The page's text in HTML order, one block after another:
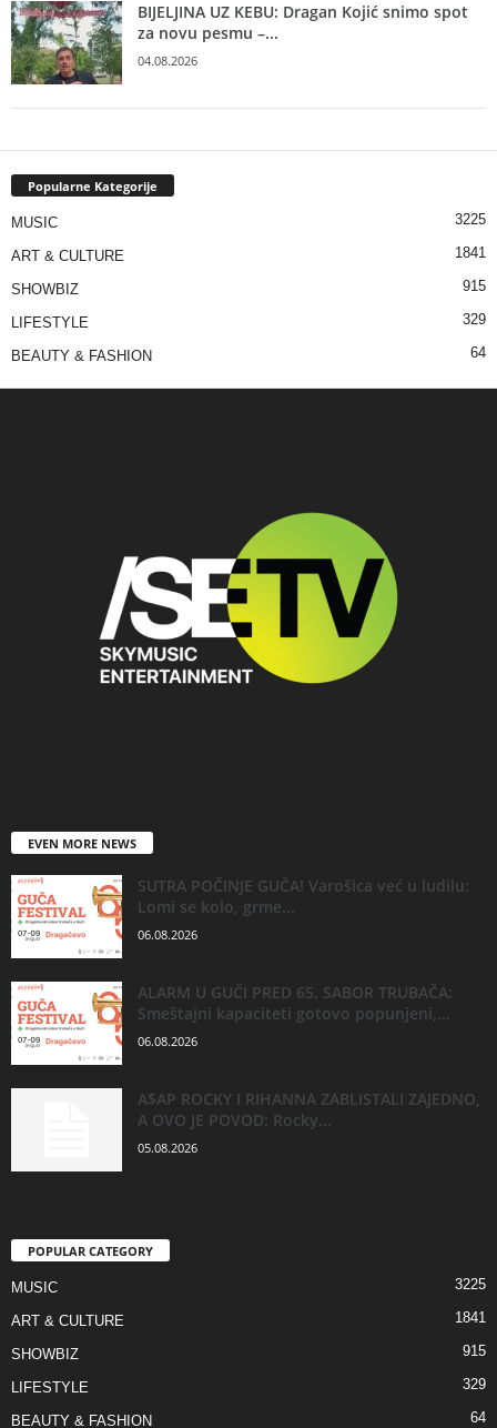
BIJELJINA UZ KEBU: Dragan Kojić snimo spot
za novu pesmu –...
04.08.2026
Popularne Kategorije
MUSIC 3225
ART & CULTURE 1841
SHOWBIZ 915
LIFESTYLE 329
BEAUTY & FASHION 64
EVEN MORE NEWS
SUTRA POČINJE GUČA! Varošica već u ludilu:
Lomi se kolo, grme...
06.08.2026
ALARM U GUČI PRED 65. SABOR TRUBAČA:
Smeštajni kapaciteti gotovo popunjeni,...
06.08.2026
A$AP ROCKY I RIHANNA ZABLISTALI ZAJEDNO,
A OVO JE POVOD: Rocky...
05.08.2026
POPULAR CATEGORY
MUSIC 3225
ART & CULTURE 1841
SHOWBIZ 915
LIFESTYLE 329
BEAUTY & FASHION 64